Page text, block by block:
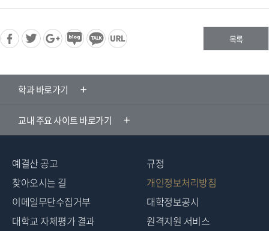
목록
학과 바로가기
교내 주요 사이트 바로가기
예결산 공고
규정
찾아오시는 길
개인정보처리방침
이메일무단수집거부
대학정보공시
대학교 자체평가 결과
원격지원 서비스